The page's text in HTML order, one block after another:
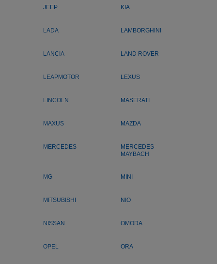
JEEP KIA
LADA LAMBORGHINI
LANCIA LAND ROVER
LEAPMOTOR LEXUS
LINCOLN MASERATI
MAXUS MAZDA
MERCEDES
MERCEDES-
MAYBACH
MG MINI
MITSUBISHI NIO
NISSAN OMODA
OPEL ORA